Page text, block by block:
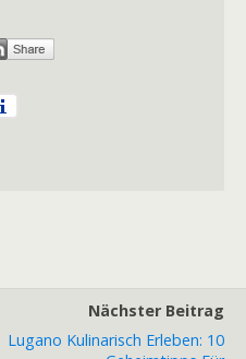
Nächster Beitrag
Lugano Kulinarisch Erleben: 10